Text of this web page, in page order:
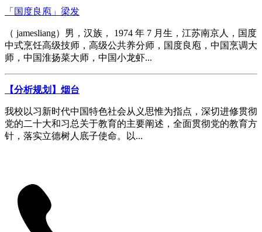
「国度良庖」梁发
（ jamesliang）男，汉族， 1974 年 7 月生，江苏南京人，国度
中式烹饪高级技师，高级公共养分师，国度良庖，中国烹调大
师，中国淮扬菜大师，中国小龙虾...
【分析规划】烟台
我校以习新时代中国特色社会从义思惟为指点，深切进修贯彻
党的二十大和习总关于教育的主要阐述，全面贯彻党的教育方
针，落实立德树人底子使命。以...